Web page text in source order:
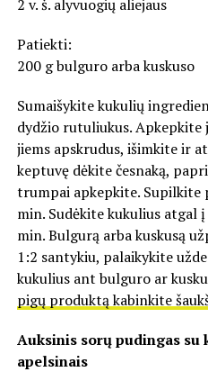
2 v. š. alyvuogių aliejaus
Patiekti:
200 g bulguro arba kuskuso
Sumaišykite kukulių
dydžio rutuliukus. Apkepkite
jiems apskrudus, išimkite ir
keptuvę dėkite česnaką,
trumpai apkepkite. Supilkite
min. Sudėkite kukulius atgal
min. Bulgurą arba kuskusą
1:2 santykiu, palaikykite
kukulius ant bulguro ar
pigų produktą kabinkite
Auksinis sorų pudingas su
apelsinais